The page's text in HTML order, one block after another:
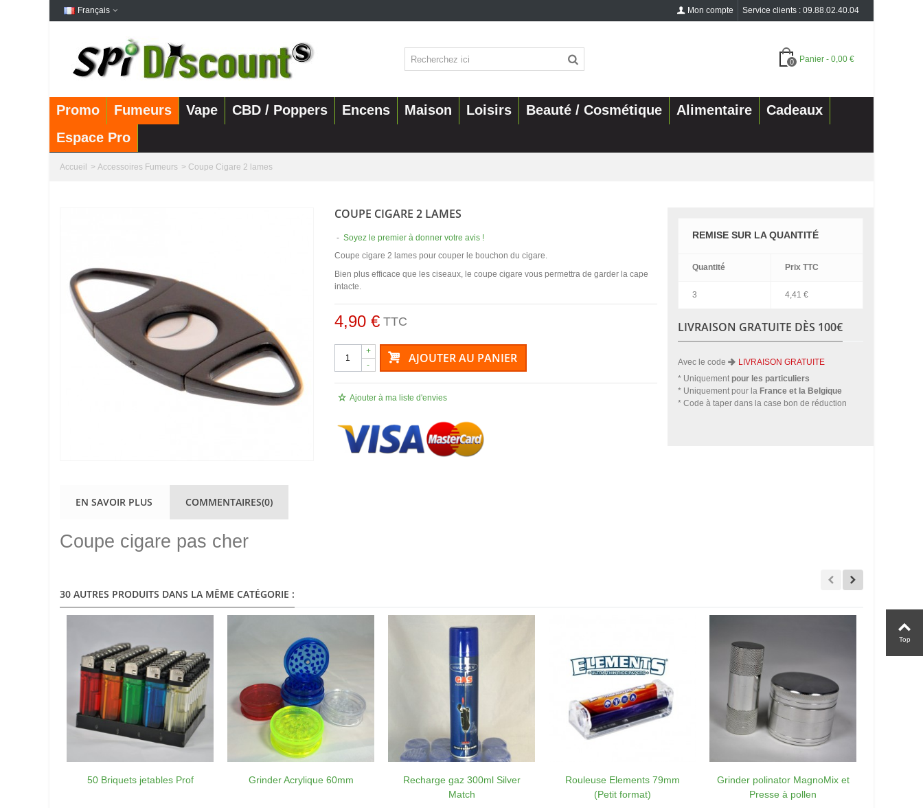
Français Service clients : 09.88.02.40.04
Mon compte
0 Panier - 0,00 €
Promo Fumeurs Vape CBD / Poppers Encens Maison Loisirs Beauté / Cosmétique Alimentaire
Cadeaux
Espace Pro
Accueil > Accessoires Fumeurs > Coupe Cigare 2 lames
COUPE CIGARE 2 LAMES
- Soyez le premier à donner votre avis !
Coupe cigare 2 lames pour couper le bouchon du cigare.
Bien plus efficace que les ciseaux, le coupe cigare vous permettra de garder la cape
intacte.
4,90 € TTC
-
+ AJOUTER AU PANIER
Ajouter à ma liste d'envies
REMISE SUR LA QUANTITÉ
Quantité Prix TTC
3 4,41 €
LIVRAISON GRATUITE DÈS 100€
Avec le code
LIVRAISON GRATUITE
* Uniquement pour les particuliers
* Uniquement pour la France et la Belgique
* Code à taper dans la case bon de réduction
EN SAVOIR PLUS COMMENTAIRES(0)
Coupe cigare pas cher
30 AUTRES PRODUITS DANS LA MÊME CATÉGORIE :
50 Briquets jetables Prof Grinder Acrylique 60mm
Recharge gaz 300ml Silver
Match
Rouleuse Elements 79mm
(Petit format)
Grinder polinator MagnoMix et
Presse à pollen
Top